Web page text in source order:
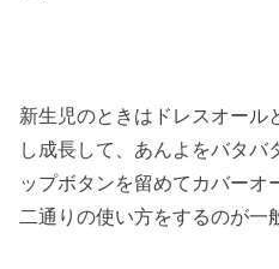
新生児のときはドレスオール
し成長して、あんよをバタバ
ップボタンを留めてカバーオ
二通りの使い方をするのが一